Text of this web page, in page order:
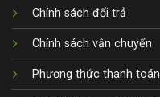
Chính sách đổi trả
Chính sách vận chuyển
Phương thức thanh toán